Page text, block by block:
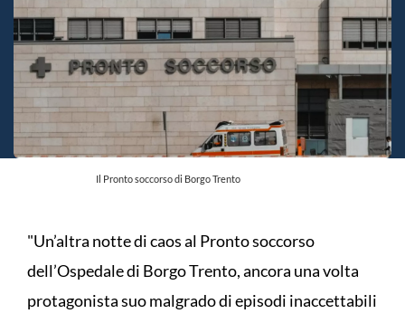
Il Pronto soccorso di Borgo Trento
"Un’altra notte di caos al Pronto soccorso
dell’Ospedale di Borgo Trento, ancora una volta
protagonista suo malgrado di episodi inaccettabili